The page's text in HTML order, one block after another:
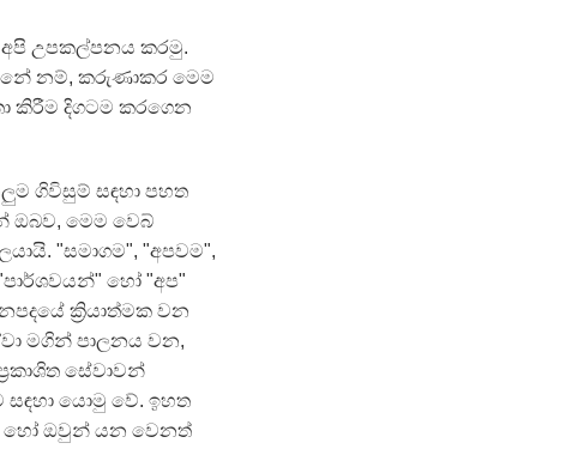
උපකල්පනය කරමු.
නම්, කරුණාකර මෙම
කිරීම දිගටම කරගෙන
ගිවිසුම් සඳහා පහත
ඔබව, මෙම වෙබ්
"සමාගම", "අපවම",
හෝ "අප"
ක්‍රියාත්මක වන
මගින් පාලනය වන,
සේවාවන්
සඳහා යොමු වේ. ඉහත
හෝ ඔවුන් යන වෙනත්